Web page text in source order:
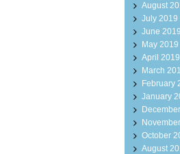
August
July 2019
June 2019
May 2019
April 2019
March
February
January
October
August